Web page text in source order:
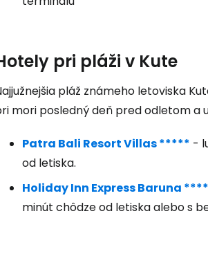
pri pláži v Kute
pláž známeho letoviska
mori posledný deň pred odletom a
Patra Bali Resort Villas ***** -
od letiska.
Holiday Inn Express Baruna ****
minút chôdze od letiska alebo s